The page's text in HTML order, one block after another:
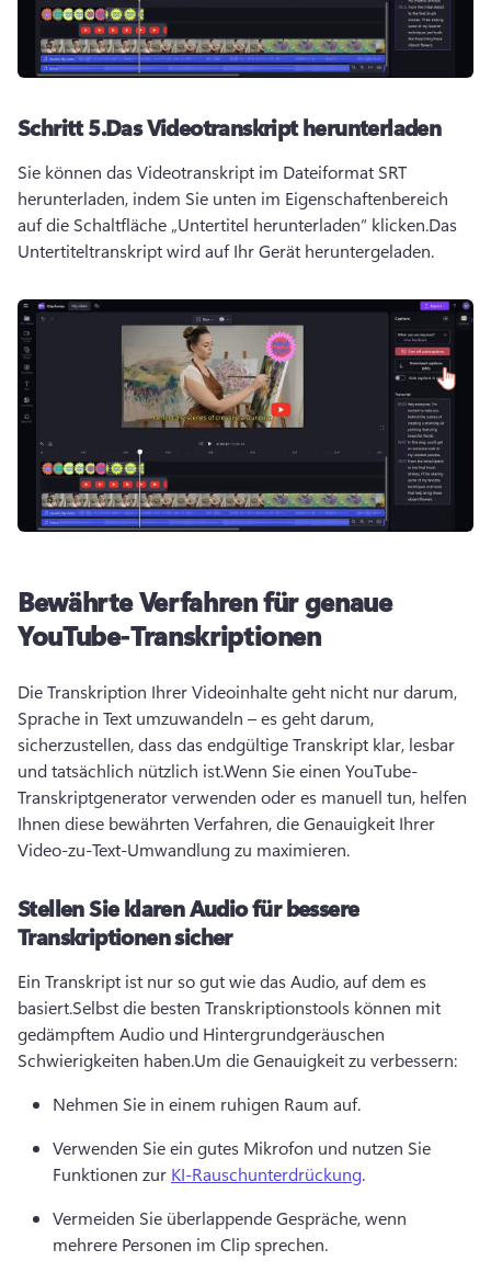
Schritt 5.Das Videotranskript herunterladen
Sie können das Videotranskript im Dateiformat SRT
herunterladen, indem Sie unten im Eigenschaftenbereich
auf die Schaltfläche „Untertitel herunterladen“ klicken.Das
Untertiteltranskript wird auf Ihr Gerät heruntergeladen.
Bewährte Verfahren für genaue
YouTube-Transkriptionen
Die Transkription Ihrer Videoinhalte geht nicht nur darum,
Sprache in Text umzuwandeln – es geht darum,
sicherzustellen, dass das endgültige Transkript klar, lesbar
und tatsächlich nützlich ist.Wenn Sie einen YouTube-
Transkriptgenerator verwenden oder es manuell tun, helfen
Ihnen diese bewährten Verfahren, die Genauigkeit Ihrer
Video-zu-Text-Umwandlung zu maximieren.
Stellen Sie klaren Audio für bessere
Transkriptionen sicher
Ein Transkript ist nur so gut wie das Audio, auf dem es
basiert.Selbst die besten Transkriptionstools können mit
gedämpftem Audio und Hintergrundgeräuschen
Schwierigkeiten haben.Um die Genauigkeit zu verbessern:
Nehmen Sie in einem ruhigen Raum auf.
Verwenden Sie ein gutes Mikrofon und nutzen Sie
Funktionen zur KI-Rauschunterdrückung.
Vermeiden Sie überlappende Gespräche, wenn
mehrere Personen im Clip sprechen.